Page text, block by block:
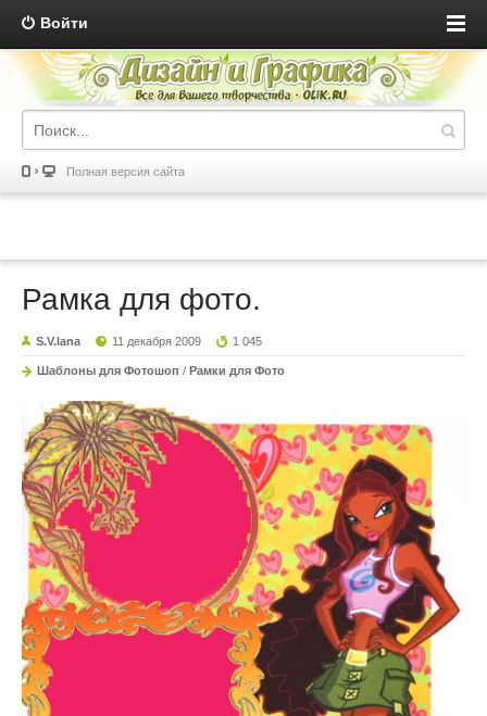
Войти
Полная версия сайта
Рамка для фото.
S.V.lana 11 декабря 2009 1 045
Шаблоны для Фотошоп / Рамки для Фото